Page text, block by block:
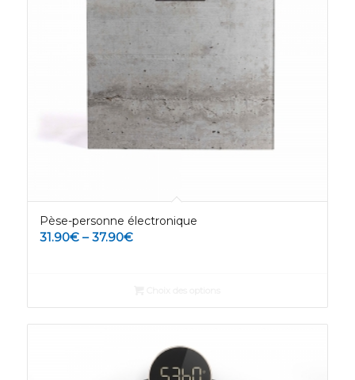
Pèse-personne électronique
31.90€–37.90€